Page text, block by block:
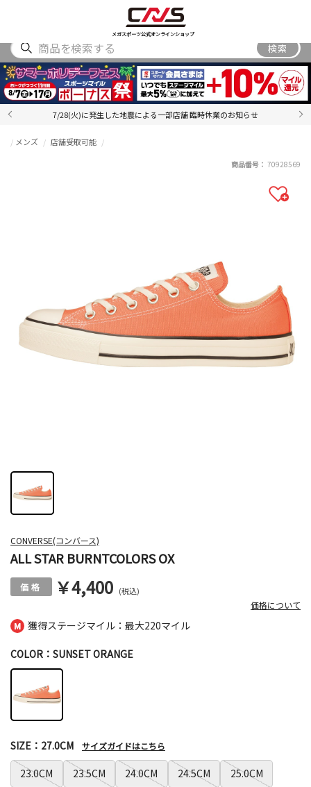
メガスポーツ公式オンラインショップ
ACCESSORY
検索
7/28(火)に発生した地震による一部店舗 臨時休業のお知らせ
獲得ステージマイル：最大220マイル
CONVERSE(コンバース)
ALL STAR BURNTCOLORS OX
メンズ 店舗受取可能
￥4,400 (税込)
価格について
商品番号： 70928569
COLOR：SUNSET ORANGE
23.0CM 23.5CM 24.0CM 24.5CM
25.0CM
SIZE：27.0CM サイズガイドはこちら